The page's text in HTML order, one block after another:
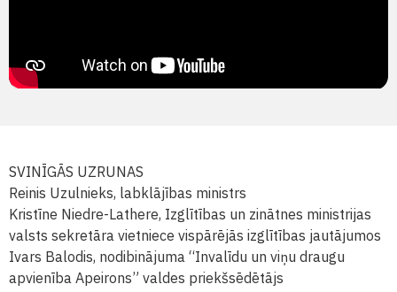
SVINĪGĀS UZRUNAS
Reinis Uzulnieks, labklājības ministrs
Kristīne Niedre-Lathere, Izglītības un zinātnes ministrijas
valsts sekretāra vietniece vispārējās izglītības jautājumos
Ivars Balodis, nodibinājuma “Invalīdu un viņu draugu
apvienība Apeirons” valdes priekšsēdētājs